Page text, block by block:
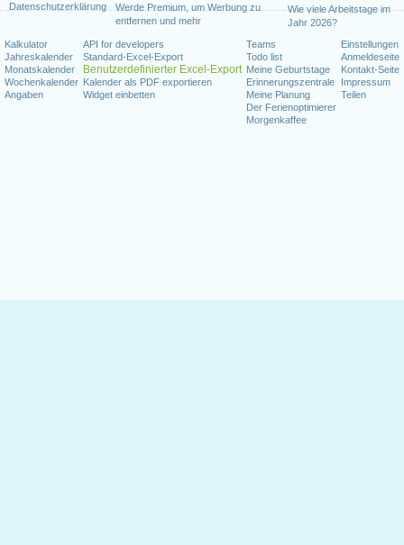
Datenschutzerklärung
Werde Premium, um Werbung zu
entfernen und mehr
Wie viele Arbeitstage im
Jahr 2026?
Kalkulator
Jahreskalender
Monatskalender
Wochenkalender
Angaben
API for developers
Standard-Excel-Export
Benutzerdefinierter Excel-Export
Kalender als PDF exportieren
Widget einbetten
Teams
Todo list
Meine Geburtstage
Erinnerungszentrale
Meine Planung
Der Ferienoptimierer
Morgenkaffee
Einstellungen
Anmeldeseite
Kontakt-Seite
Impressum
Teilen